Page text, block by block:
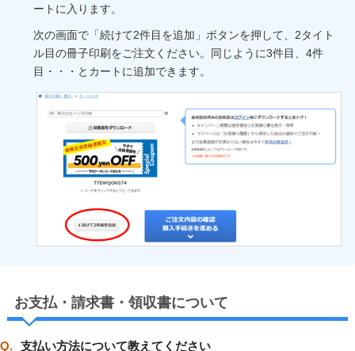
ートに入ります。
次の画面で「続けて2件目を追加」ボタンを押して、2タイト
ル目の冊子印刷をご注文ください。同じように3件目、4件
目・・・とカートに追加できます。
お支払・請求書・領収書について
支払い方法について教えてください